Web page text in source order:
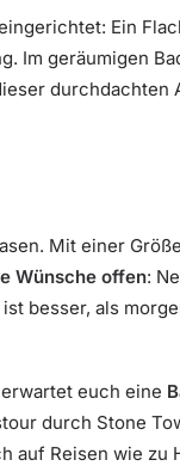
Ein
Im geräumigen
Mit einer
Wünsche offen:
besser, als
euch eine
durch Stone
auf Reisen wie zu